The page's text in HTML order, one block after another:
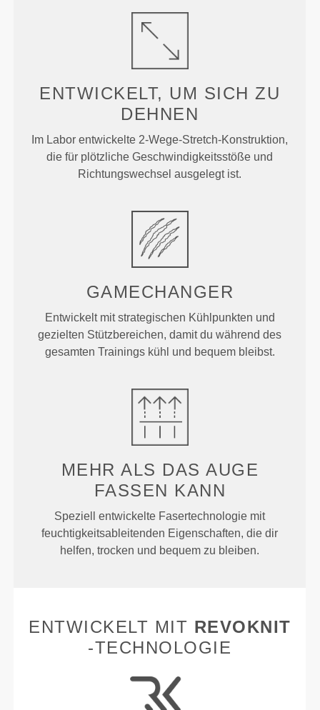
ENTWICKELT, UM SICH ZU
DEHNEN
Im Labor entwickelte 2-Wege-Stretch-Konstruktion,
die für plötzliche Geschwindigkeitsstöße und
Richtungswechsel ausgelegt ist.
GAMECHANGER
Entwickelt mit strategischen Kühlpunkten und
gezielten Stützbereichen, damit du während des
gesamten Trainings kühl und bequem bleibst.
MEHR ALS DAS AUGE
FASSEN KANN
Speziell entwickelte Fasertechnologie mit
feuchtigkeitsableitenden Eigenschaften, die dir
helfen, trocken und bequem zu bleiben.
ENTWICKELT MIT REVOKNIT
-TECHNOLOGIE